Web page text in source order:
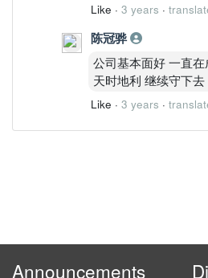
Like · 3 years ·
陈冠骅
公司基本面好 一直
天时地利 继续守下去
Like · 3 years ·
Announcements